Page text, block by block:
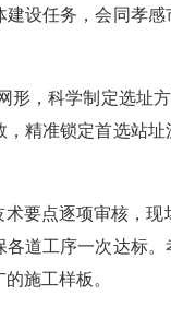
设任务，会同孝
，科学制定选址方
精准锁定首选站
要点逐项审核，现
道工序一次达标。
施工样板。